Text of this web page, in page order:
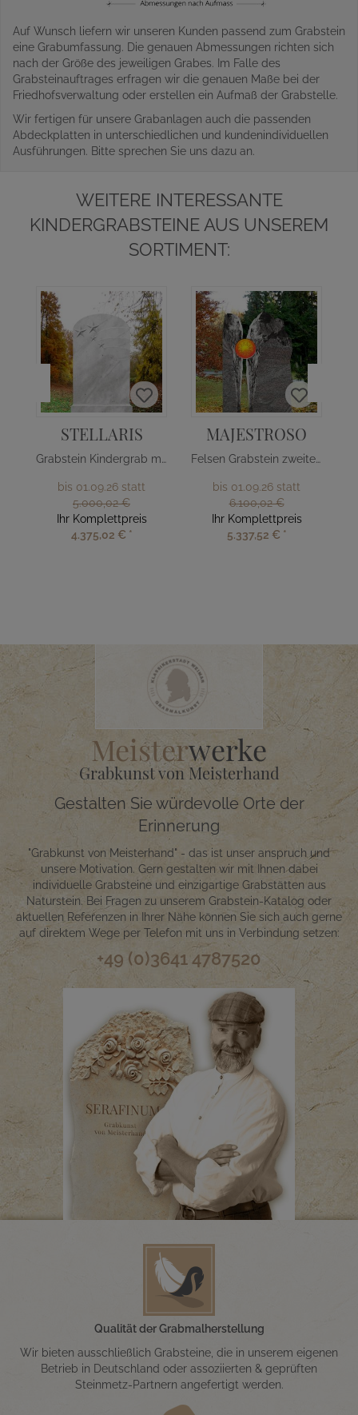
Auf Wunsch liefern wir unseren Kunden passend zum Grabstein
eine Grabumfassung. Die genauen Abmessungen richten sich
nach der Größe des jeweiligen Grabes. Im Falle des
Grabsteinauftrages erfragen wir die genauen Maße bei der
Friedhofsverwaltung oder erstellen ein Aufmaß der Grabstelle.
Wir fertigen für unsere Grabanlagen auch die passenden
Abdeckplatten in unterschiedlichen und kundenindividuellen
Ausführungen. Bitte sprechen Sie uns dazu an.
WEITERE INTERESSANTE
KINDERGRABSTEINE AUS UNSEREM
SORTIMENT:
STELLARIS
Grabstein Kindergrab mit Sternen
bis 01.09.26 statt
5.000,02 €
Ihr Komplettpreis
4.375,02 € *
MAJESTROSO
Felsen Grabstein zweiteilig Glas Sonne
bis 01.09.26 statt
6.100,02 €
Ihr Komplettpreis
5.337,52 € *
Meisterwerke
Grabkunst von Meisterhand
Gestalten Sie würdevolle Orte der
Erinnerung
"Grabkunst von Meisterhand" - das ist unser anspruch und
unsere Motivation. Gern gestalten wir mit Ihnen dabei
individuelle Grabsteine und einzigartige Grabstätten aus
Naturstein. Bei Fragen zu unserem Grabstein-Katalog oder
aktuellen Referenzen in Ihrer Nähe können Sie sich auch gerne
auf direktem Wege per Telefon mit uns in Verbindung setzen:
+49 (0)3641 4787520
Qualität der Grabmalherstellung
Wir bieten ausschließlich Grabsteine, die in unserem eigenen
Betrieb in Deutschland oder assoziierten & geprüften
Steinmetz-Partnern angefertigt werden.